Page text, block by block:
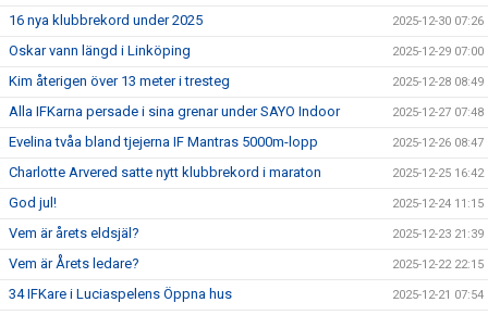
16 nya klubbrekord under 2025 2025-12-30 07:26
Oskar vann längd i Linköping 2025-12-29 07:00
Kim återigen över 13 meter i tresteg 2025-12-28 08:49
Alla IFKarna persade i sina grenar under SAYO Indoor 2025-12-27 07:48
Evelina tvåa bland tjejerna IF Mantras 5000m-lopp 2025-12-26 08:47
Charlotte Arvered satte nytt klubbrekord i maraton 2025-12-25 16:42
God jul! 2025-12-24 11:15
Vem är årets eldsjäl? 2025-12-23 21:39
Vem är Årets ledare? 2025-12-22 22:15
34 IFKare i Luciaspelens Öppna hus 2025-12-21 07:54